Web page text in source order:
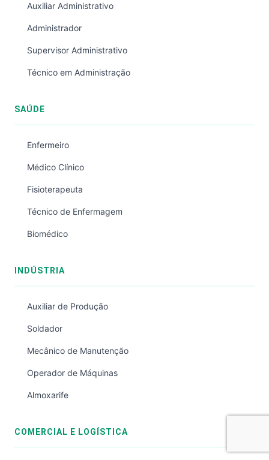
Auxiliar Administrativo
Administrador
Supervisor Administrativo
Técnico em Administração
SAÚDE
Enfermeiro
Médico Clínico
Fisioterapeuta
Técnico de Enfermagem
Biomédico
INDÚSTRIA
Auxiliar de Produção
Soldador
Mecânico de Manutenção
Operador de Máquinas
Almoxarife
COMERCIAL E LOGÍSTICA